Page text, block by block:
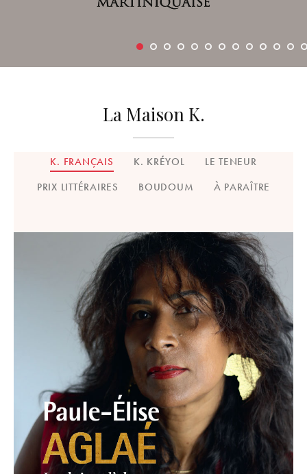
La Maison K.
K. FRANÇAIS K. KRÉYOL
LE TENEUR
PRIX LITTÉRAIRES
BOUDOUM À PARAÎTRE